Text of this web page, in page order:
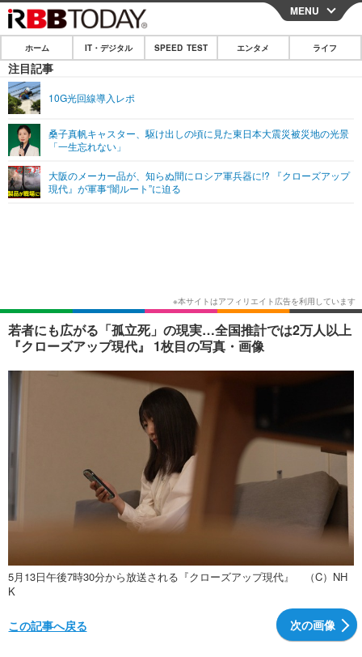
CLOSE
ホーム
IT・デジタル
ネタ
ショッピング その他
SPEED TEST
エンタメ
エンタメTOP
ショッピング その他
ライフ
MENU
ホーム IT・デジタル SPEED TEST エンタメ ライフ
注目記事
10G光回線導入レポ
桑子真帆キャスター、駆け出しの頃に見た東日本大震災被災地の光景
「一生忘れない」
大阪のメーカー品が、知らぬ間にロシア軍兵器に!? 『クローズアップ
現代』が軍事“闇ルート”に迫る
若者にも広がる「孤立死」の現実…全国推計では2万人以上
『クローズアップ現代』 1枚目の写真・画像
5月13日午後7時30分から放送される『クローズアップ現代』 （C）NH
K
次の画像
この記事へ戻る